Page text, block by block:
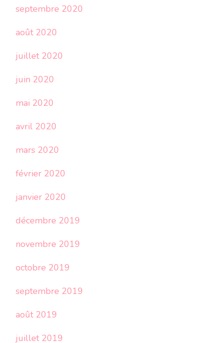
septembre 2020
août 2020
juillet 2020
juin 2020
mai 2020
avril 2020
mars 2020
février 2020
janvier 2020
décembre 2019
novembre 2019
octobre 2019
septembre 2019
août 2019
juillet 2019